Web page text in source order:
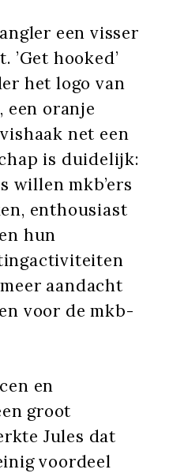
een visser
’Get hooked’
het logo van
een oranje
net een
is duidelijk:
willen mkb’ers
enthousiast
hun
aandacht
voor de mkb-
en
groot
Jules dat
voordeel